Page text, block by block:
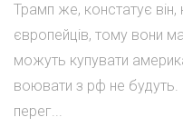
Трамп же, констатує
європейців, тому вони
можуть купувати
воювати з рф не
перег...